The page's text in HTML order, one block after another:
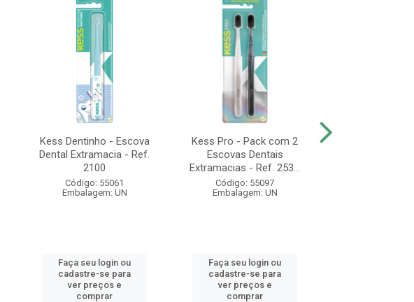
Kess Dentinho - Escova
Dental Extramacia - Ref.
2100
Código: 55061
Embalagem: UN
Faça seu login ou
cadastre-se para
ver preços e
comprar
Kess Pro - Pack com 2
Escovas Dentais
Extramacias - Ref. 253...
Código: 55097
Embalagem: UN
Faça seu login ou
cadastre-se para
ver preços e
comprar